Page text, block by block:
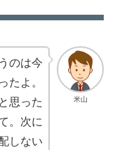
米山
のは今
たよ。
思った
。次に
しない